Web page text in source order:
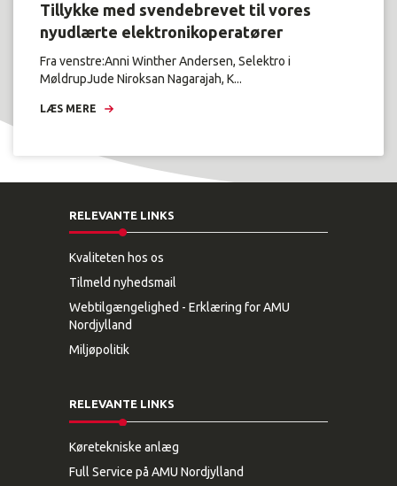
Tillykke med svendebrevet til vores
nyudlærte elektronikoperatører
Fra venstre:Anni Winther Andersen, Selektro i
MøldrupJude Niroksan Nagarajah, K...
LÆS MERE
RELEVANTE LINKS
Kvaliteten hos os
Tilmeld nyhedsmail
Webtilgængelighed - Erklæring for AMU
Nordjylland
Miljøpolitik
RELEVANTE LINKS
Køretekniske anlæg
Full Service på AMU Nordjylland